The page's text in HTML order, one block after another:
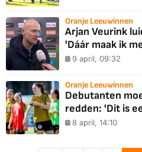
Oranje Leeuwinnen
Arjan Veurink
'Dáár maak ik
9 april, 09:32
Oranje Leeuwinnen
Debutanten
redden: 'Dit is
8 april, 14:10